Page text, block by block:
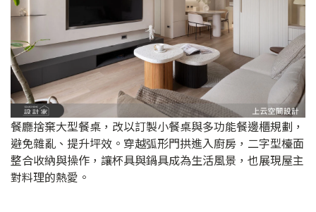
餐廳捨棄大型餐桌，改以訂製小餐桌與多功能餐邊櫃規劃，
避免雜亂、提升坪效。穿越弧形門拱進入廚房，二字型檯面
整合收納與操作，讓杯具與鍋具成為生活風景，也展現屋主
對料理的熱愛。